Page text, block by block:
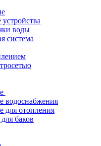
воды
система
водоснабжения
для отопления
баков